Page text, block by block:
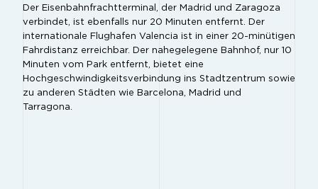
Der Eisenbahnfrachtterminal, der Madrid und Zaragoza
verbindet, ist ebenfalls nur 20 Minuten entfernt. Der
internationale Flughafen Valencia ist in einer 20-minütigen
Fahrdistanz erreichbar. Der nahegelegene Bahnhof, nur 10
Minuten vom Park entfernt, bietet eine
Hochgeschwindigkeitsverbindung ins Stadtzentrum sowie
zu anderen Städten wie Barcelona, Madrid und
Tarragona.